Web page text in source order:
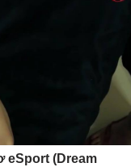
eSport (Dream